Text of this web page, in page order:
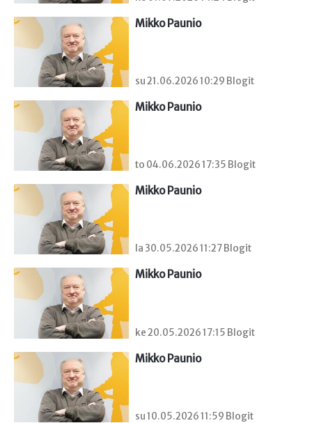
Mikko Paunio
su 21.06.2026 10:29 Blogit
Mikko Paunio
to 04.06.2026 17:35 Blogit
Mikko Paunio
la 30.05.2026 11:27 Blogit
Mikko Paunio
ke 20.05.2026 17:15 Blogit
Mikko Paunio
su 10.05.2026 11:59 Blogit